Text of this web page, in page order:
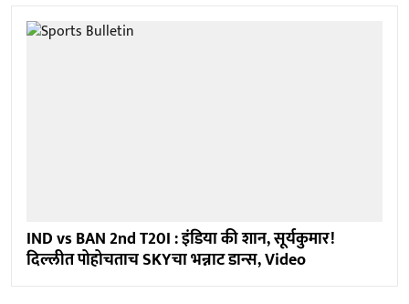
IND vs BAN 2nd T20I : इंडिया की शान, सूर्यकुमार!
दिल्लीत पोहोचताच SKYचा भन्नाट डान्स, Video